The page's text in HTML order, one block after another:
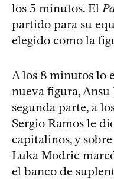
los 5 minutos. El
partido para su
elegido como la
A los 8 minutos lo
nueva figura, Ansu
segunda parte, a
Sergio Ramos le
capitalinos, y
Luka Modric
el banco de